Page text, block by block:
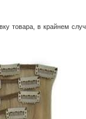
товара, в крайнем